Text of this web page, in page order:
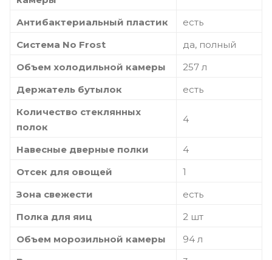
Антибактериальный пластик
есть
Система No Frost
да, полный
Объем холодильной камеры
257 л
Держатель бутылок
есть
Количество стеклянных
полок
4
Навесные дверные полки
4
Отсек для овощей
1
Зона свежести
есть
Полка для яиц
2 шт
Объем морозильной камеры
94 л